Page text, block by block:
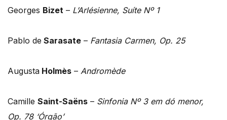
Georges Bizet – L’Arlésienne, Suíte Nº 1
Pablo de Sarasate – Fantasia Carmen, Op. 25
Augusta Holmès – Andromède
Camille Saint-Saëns – Sinfonia Nº 3 em dó menor,
Op. 78 ‘Órgão’